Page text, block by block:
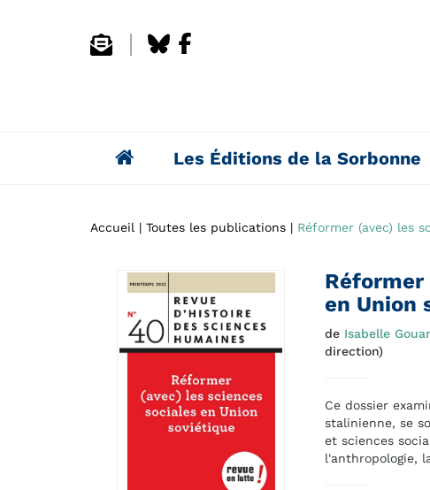
Les Éditions de la Sorbonne
Accueil Toutes les publications Réformer (avec) les
Réformer
en Union
de Isabelle
direction)
Ce dossier
stalinienne, se
et sciences
l'anthropologie,